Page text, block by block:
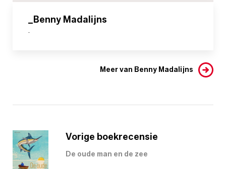
_Benny Madalijns
-
Meer van Benny Madalijns
Vorige boekrecensie
De oude man en de zee